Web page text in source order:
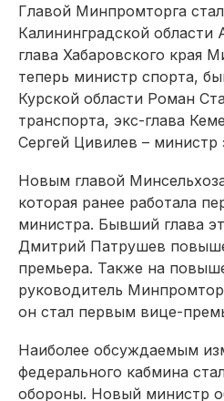
Главой Минпромторга
Калининградской
глава Хабаровского края
теперь министр спорта,
Курской области Роман
транспорта, экс-глава
Сергей Цивилев – министр
Новым главой
которая ранее работала
министра. Бывший глава
Дмитрий Патрушев
премьера. Также на
руководитель
он стал первым вице-
Наиболее обсуждаемым
федерального кабмина
обороны. Новый министр